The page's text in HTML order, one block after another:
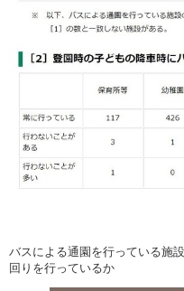
バスによる通園を行っている施
回りを行っているか